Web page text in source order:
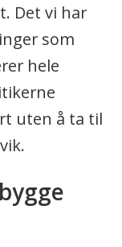
Det vi har
som
hele
uten å ta til